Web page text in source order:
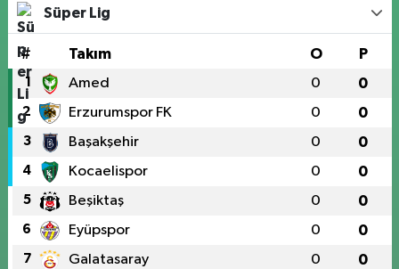
Süper Lig
# Takım O P
1 Amed 0 0
2 Erzurumspor FK 0 0
3 Başakşehir 0 0
4 Kocaelispor 0 0
5 Beşiktaş 0 0
6 Eyüpspor 0 0
7 Galatasaray 0 0